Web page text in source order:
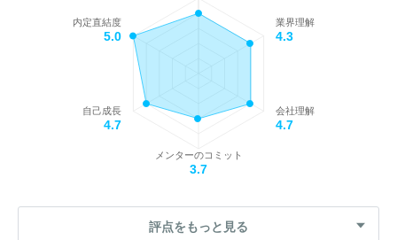
業界理解
4.3
会社理解
4.7
メンターのコミット
3.7
自己成長
4.7
内定直結度
5.0
評点をもっと見る